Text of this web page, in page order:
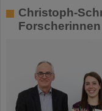
Christoph-